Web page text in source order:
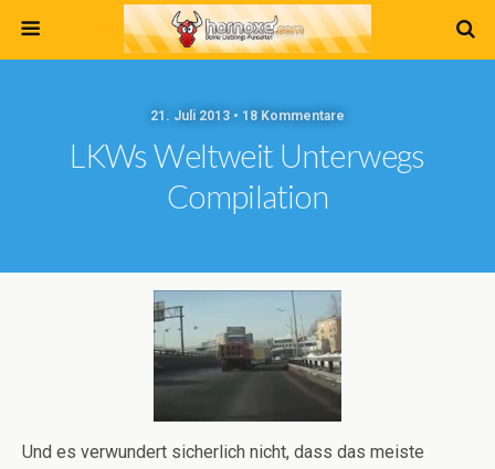
21. Juli 2013 • 18 Kommentare
LKWs Weltweit Unterwegs
Compilation
Und es verwundert sicherlich nicht, dass das meiste